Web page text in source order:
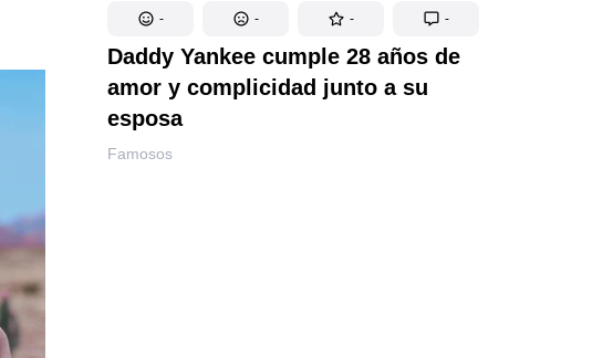
- - - -
Daddy Yankee cumple 28 años de
amor y complicidad junto a su
esposa
Famosos